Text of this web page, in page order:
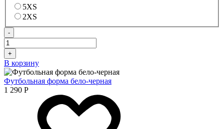
5XS
2XS
-
+
В корзину
Футбольная форма бело-черная
1 290 Р